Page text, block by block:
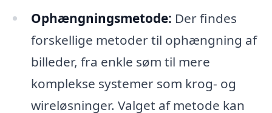
Ophængningsmetode: Der findes
forskellige metoder til ophængning af
billeder, fra enkle søm til mere
komplekse systemer som krog- og
wireløsninger. Valget af metode kan